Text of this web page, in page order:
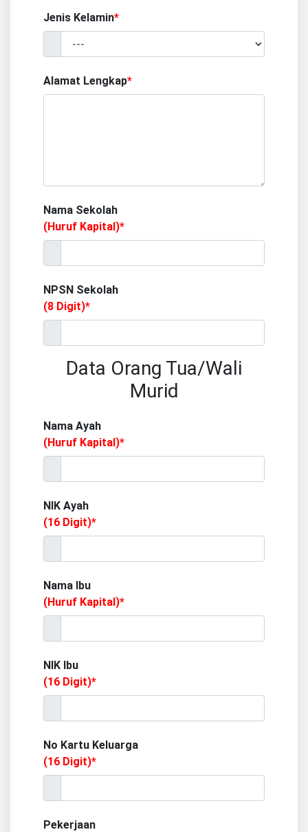
Jenis Kelamin*
Alamat Lengkap*
Nama Sekolah
(Huruf Kapital)*
NPSN Sekolah
(8 Digit)*
Data Orang Tua/Wali
Murid
Nama Ayah
(Huruf Kapital)*
NIK Ayah
(16 Digit)*
Nama Ibu
(Huruf Kapital)*
NIK Ibu
(16 Digit)*
No Kartu Keluarga
(16 Digit)*
Pekerjaan